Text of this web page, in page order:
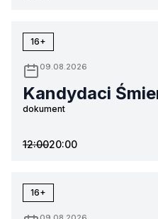
16+
09.08.2026
Kandydaci
dokument
12:0020:00
16+